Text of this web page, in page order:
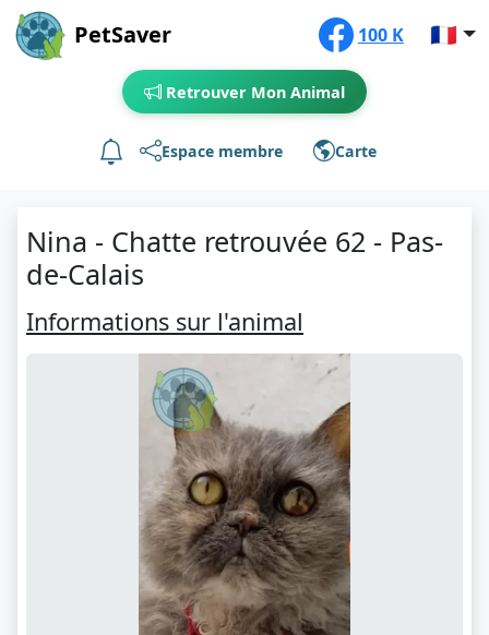
PetSaver 100 K 🇫🇷
Retrouver Mon Animal
Espace membre Carte
Nina - Chatte retrouvée 62 - Pas-
de-Calais
Informations sur l'animal